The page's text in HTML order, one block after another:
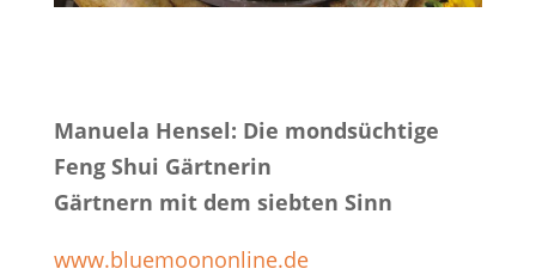
Manuela Hensel: Die mondsüchtige
Feng Shui Gärtnerin
Gärtnern mit dem siebten Sinn
www.bluemoononline.de